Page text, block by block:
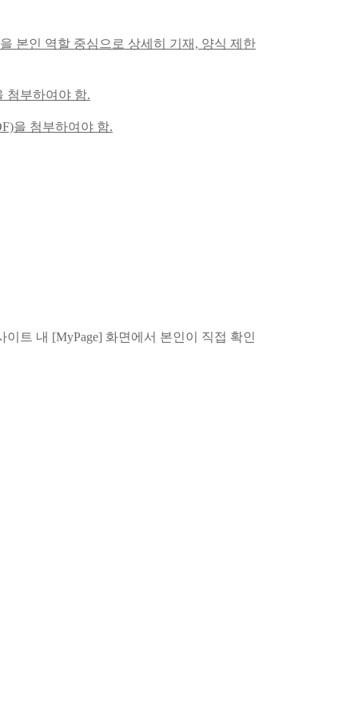
본인 역할 중심으로 상세히 기재, 양식 제한
첨부하여야 함.
을 첨부하여야 함.
트 내 [MyPage] 화면에서 본인이 직접 확인